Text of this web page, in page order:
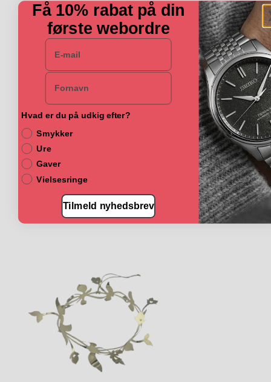
Få 10% rabat på din
første webordre
E-mail
Navn
Hvad er du på udkig efter?
Smykker
Ure
Gaver
Vielsesringe
Tilmeld nyhedsbrev